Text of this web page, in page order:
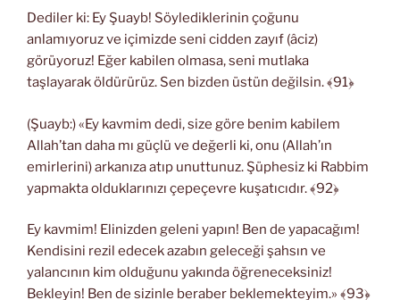
Dediler ki: Ey Şuayb! Söylediklerinin çoğunu
anlamıyoruz ve içimizde seni cidden zayıf (âciz)
görüyoruz! Eğer kabilen olmasa, seni mutlaka
taşlayarak öldürürüz. Sen bizden üstün değilsin. ﴾91﴿
(Şuayb:) «Ey kavmim dedi, size göre benim kabilem
Allah’tan daha mı güçlü ve değerli ki, onu (Allah’ın
emirlerini) arkanıza atıp unuttunuz. Şüphesiz ki Rabbim
yapmakta olduklarınızı çepeçevre kuşatıcıdır. ﴾92﴿
Ey kavmim! Elinizden geleni yapın! Ben de yapacağım!
Kendisini rezil edecek azabın geleceği şahsın ve
yalancının kim olduğunu yakında öğreneceksiniz!
Bekleyin! Ben de sizinle beraber beklemekteyim.» ﴾93﴿